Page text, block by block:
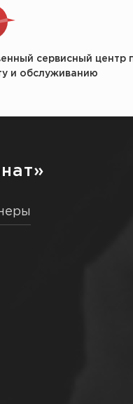
сервисный центр
и обслуживанию